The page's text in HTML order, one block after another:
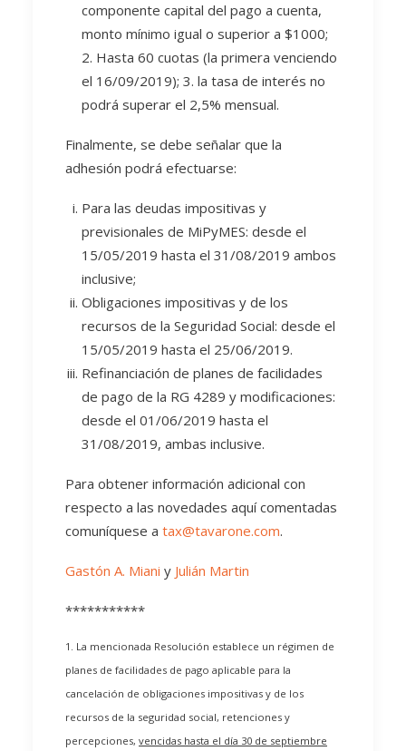
componente capital del pago a cuenta,
monto mínimo igual o superior a $1000;
2. Hasta 60 cuotas (la primera venciendo
el 16/09/2019); 3. la tasa de interés no
podrá superar el 2,5% mensual.
Finalmente, se debe señalar que la
adhesión podrá efectuarse:
Para las deudas impositivas y
previsionales de MiPyMES: desde el
15/05/2019 hasta el 31/08/2019 ambos
inclusive;
Obligaciones impositivas y de los
recursos de la Seguridad Social: desde el
15/05/2019 hasta el 25/06/2019.
Refinanciación de planes de facilidades
de pago de la RG 4289 y modificaciones:
desde el 01/06/2019 hasta el
31/08/2019, ambas inclusive.
Para obtener información adicional con
respecto a las novedades aquí comentadas
comuníquese a tax@tavarone.com.
Gastón A. Miani y Julián Martin
***********
1. La mencionada Resolución establece un régimen de
planes de facilidades de pago aplicable para la
cancelación de obligaciones impositivas y de los
recursos de la seguridad social, retenciones y
percepciones, vencidas hasta el día 30 de septiembre